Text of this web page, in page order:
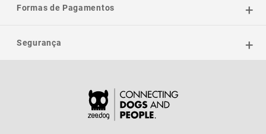
Formas de Pagamentos
Segurança